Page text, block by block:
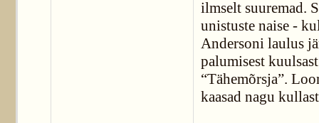
ilmselt suuremad.
unistuste naise -
Andersoni laulus
palumisest
“Tähemõrsja”.
kaasad nagu